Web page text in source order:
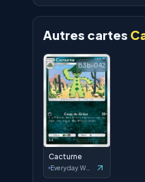
Autres cartes
B3b-042
Cacturne
Everyday Wonders